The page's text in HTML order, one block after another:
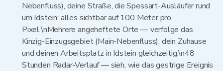
Nebenfluss), deine Straße, die Spessart-Ausläufer rund
um Idstein: alles sichtbar auf 100 Meter pro
Pixel.\nMehrere angeheftete Orte — verfolge das
Kinzig-Einzugsgebiet (Main-Nebenfluss), dein Zuhause
und deinen Arbeitsplatz in Idstein gleichzeitig.\n48
Stunden Radar-Verlauf — sieh, wie das gestrige Ereignis